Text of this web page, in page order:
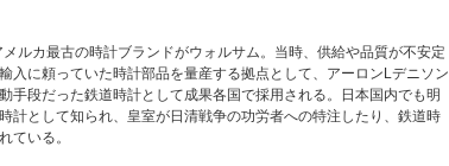
ルカ最古の時計ブランドがウォルサム。当時、供給や品質が不安定
入に頼っていた時計部品を量産する拠点として、アーロンLデニソン
手段だった鉄道時計として成果各国で採用される。日本国内でも明
計として知られ、皇室が日清戦争の功労者への特注したり、鉄道時
ている。